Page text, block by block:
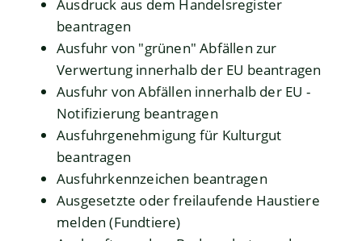
Ausdruck aus dem Handelsregister
beantragen
Ausfuhr von "grünen" Abfällen zur
Verwertung innerhalb der EU beantragen
Ausfuhr von Abfällen innerhalb der EU -
Notifizierung beantragen
Ausfuhrgenehmigung für Kulturgut
beantragen
Ausfuhrkennzeichen beantragen
Ausgesetzte oder freilaufende Haustiere
melden (Fundtiere)